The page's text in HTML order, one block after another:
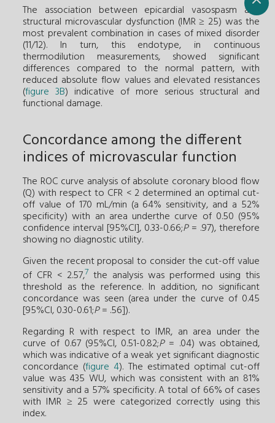
The association between epicardial vasospasm and
structural microvascular dysfunction (IMR ≥ 25) was the
most prevalent combination in cases of mixed disorder
(11/12). In turn, this endotype, in continuous
thermodilution measurements, showed significant
differences compared to the normal pattern, with
reduced absolute flow values and elevated resistances
(figure 3B) indicative of more serious structural and
functional damage.
Concordance among the different
indices of microvascular function
The ROC curve analysis of absolute coronary blood flow
(Q) with respect to CFR < 2 determined an optimal cut-
off value of 170 mL/min (a 64% sensitivity, and a 52%
specificity) with an area underthe curve of 0.50 (95%
confidence interval [95%CI], 0.33-0.66;P= .97), therefore
showing no diagnostic utility.
Given the recent proposal to consider the cut-off value
of CFR < 2.57,7 the analysis was performed using this
threshold as the reference. In addition, no significant
concordance was seen (area under the curve of 0.45
[95%CI, 0.30-0.61;P= .56]).
Regarding R with respect to IMR, an area under the
curve of 0.67 (95%CI, 0.51-0.82;P= .04) was obtained,
which was indicative of a weak yet significant diagnostic
concordance (figure 4). The estimated optimal cut-off
value was 435 WU, which was consistent with an 81%
sensitivity and a 57% specificity. A total of 66% of cases
with IMR ≥ 25 were categorized correctly using this
index.